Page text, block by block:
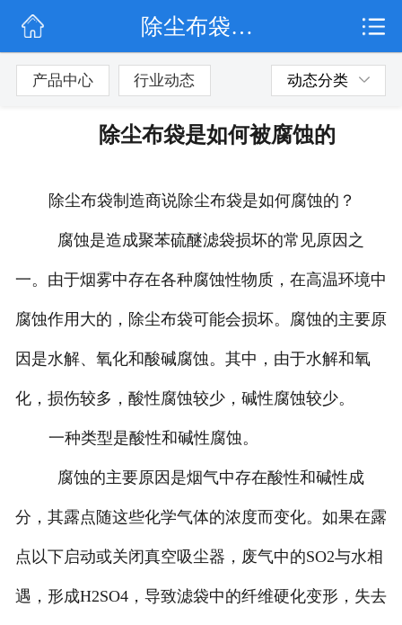
公司简介
联系我们
除尘布袋是如何被腐蚀的
产品中心 行业动态 动态分类
除尘布袋是如何被腐蚀的
除尘布袋制造商说除尘布袋是如何腐蚀的？
腐蚀是造成聚苯硫醚滤袋损坏的常见原因之
一。由于烟雾中存在各种腐蚀性物质，在高温环境中
腐蚀作用大的，除尘布袋可能会损坏。腐蚀的主要原
因是水解、氧化和酸碱腐蚀。其中，由于水解和氧
化，损伤较多，酸性腐蚀较少，碱性腐蚀较少。
一种类型是酸性和碱性腐蚀。
腐蚀的主要原因是烟气中存在酸性和碱性成
分，其露点随这些化学气体的浓度而变化。如果在露
点以下启动或关闭真空吸尘器，废气中的SO2与水相
遇，形成H2SO4，导致滤袋中的纤维硬化变形，失去